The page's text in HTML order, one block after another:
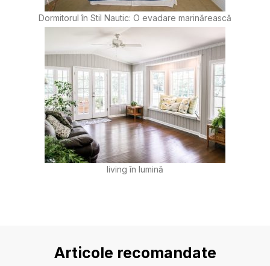
Dormitorul în Stil Nautic: O evadare marinărească
living în lumină
Articole recomandate